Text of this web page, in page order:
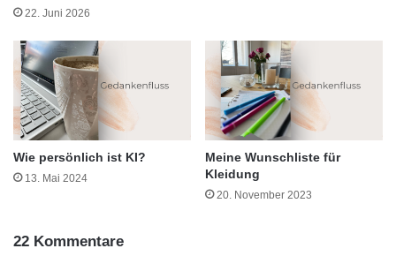
22. Juni 2026
Wie persönlich ist KI?
13. Mai 2024
Meine Wunschliste für
Kleidung
20. November 2023
22 Kommentare